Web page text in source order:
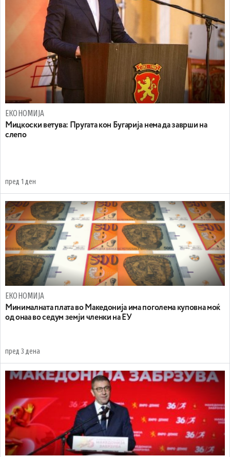
ЕКОНОМИЈА
Mицкоски ветува: Пругата кон Бугарија нема да заврши на
слепо
пред 1 ден
ЕКОНОМИЈА
Минималната плата во Македонија има поголема куповна моќ
од онаа во седум земји членки на ЕУ
пред 3 дена